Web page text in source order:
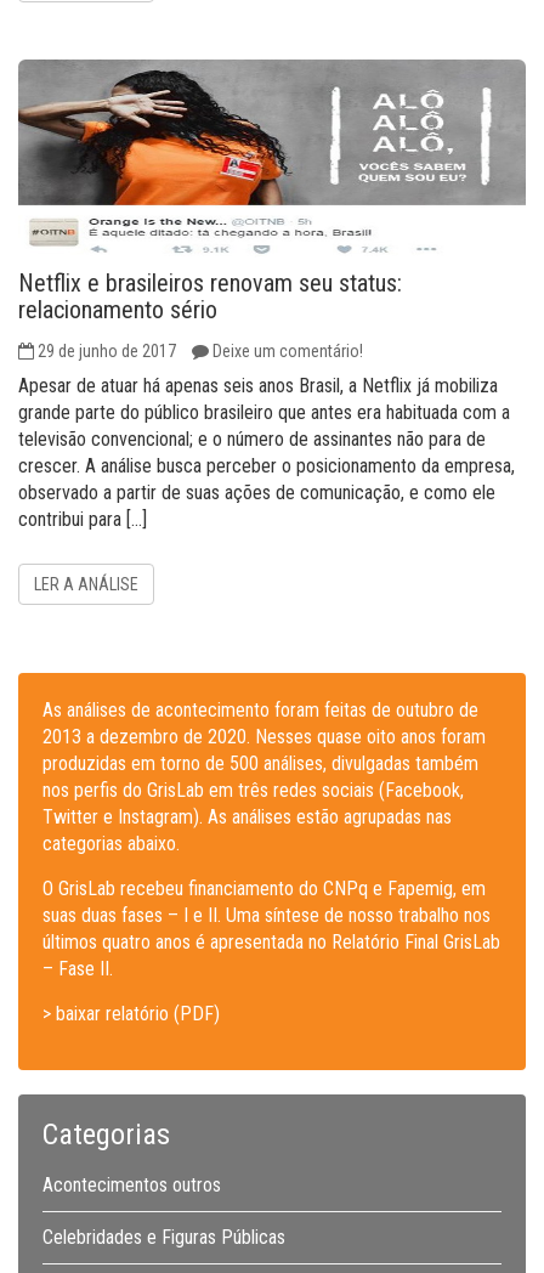
Netflix e brasileiros renovam seu status:
relacionamento sério
29 de junho de 2017 Deixe um comentário!
Apesar de atuar há apenas seis anos Brasil, a Netflix já mobiliza
grande parte do público brasileiro que antes era habituada com a
televisão convencional; e o número de assinantes não para de
crescer. A análise busca perceber o posicionamento da empresa,
observado a partir de suas ações de comunicação, e como ele
contribui para […]
LER A ANÁLISE
As análises de acontecimento foram feitas de outubro de
2013 a dezembro de 2020. Nesses quase oito anos foram
produzidas em torno de 500 análises, divulgadas também
nos perfis do GrisLab em três redes sociais (Facebook,
Twitter e Instagram). As análises estão agrupadas nas
categorias abaixo.
O GrisLab recebeu financiamento do CNPq e Fapemig, em
suas duas fases – I e II. Uma síntese de nosso trabalho nos
últimos quatro anos é apresentada no Relatório Final GrisLab
– Fase II.
> baixar relatório (PDF)
Categorias
Acontecimentos outros
Celebridades e Figuras Públicas